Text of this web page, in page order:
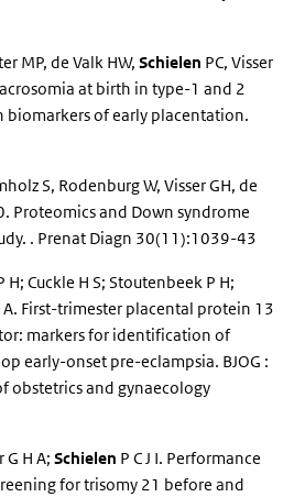
MP, de Valk HW, Schielen PC, Visser
at birth in type-1 and 2
biomarkers of early placentation.
S, Rodenburg W, Visser GH, de
Proteomics and Down syndrome
. Prenat Diagn 30(11):1039-43
Cuckle H S; Stoutenbeek P H;
A. First-trimester placental protein 13
markers for identification of
early-onset pre-eclampsia. BJOG :
obstetrics and gynaecology
G H A; Schielen P C J I. Performance
for trisomy 21 before and